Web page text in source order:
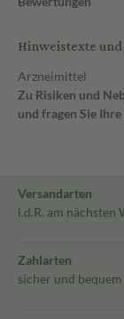
Hinweistexte
Arzneimittel
Zu Risiken und
und fragen Sie
Versandarten
i.d.R. am nächsten
Zahlarten
sicher und bequem